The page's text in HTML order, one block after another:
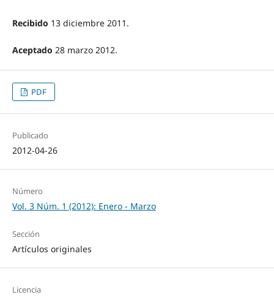
Recibido 13 diciembre 2011.
Aceptado 28 marzo 2012.
PDF
Publicado
2012-04-26
Número
Vol. 3 Núm. 1 (2012): Enero - Marzo
Sección
Artículos originales
Licencia